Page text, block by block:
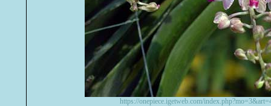
https://onepiece.igetweb.com/